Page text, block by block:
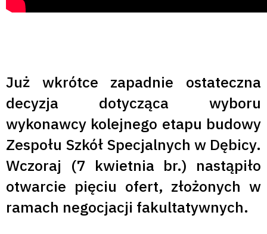
Już wkrótce zapadnie ostateczna
decyzja dotycząca wyboru
wykonawcy kolejnego etapu budowy
Zespołu Szkół Specjalnych w Dębicy.
Wczoraj (7 kwietnia br.) nastąpiło
otwarcie pięciu ofert, złożonych w
ramach negocjacji fakultatywnych.